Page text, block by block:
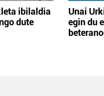
ibilaldia
dute
Unai
egin du